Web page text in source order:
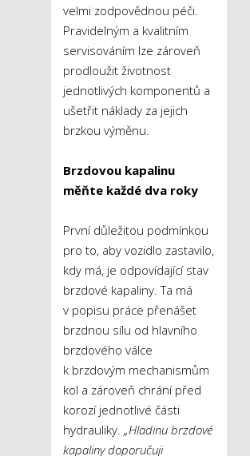
velmi zodpovědnou péči.
Pravidelným a kvalitním
servisováním lze zároveň
prodloužit životnost
jednotlivých komponentů a
ušetřit náklady za jejich
brzkou výměnu.
Brzdovou kapalinu
měňte každé dva roky
První důležitou podmínkou
pro to, aby vozidlo zastavilo,
kdy má, je odpovídající stav
brzdové kapaliny. Ta má
v popisu práce přenášet
brzdnou sílu od hlavního
brzdového válce
k brzdovým mechanismům
kol a zároveň chrání před
korozí jednotlivé části
hydrauliky. „Hladinu brzdové
kapaliny doporučuji